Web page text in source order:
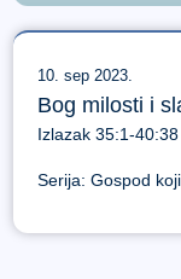
10. sep 2023.
Bog milosti i
Izlazak 35:1-40:38
Serija:Gospod